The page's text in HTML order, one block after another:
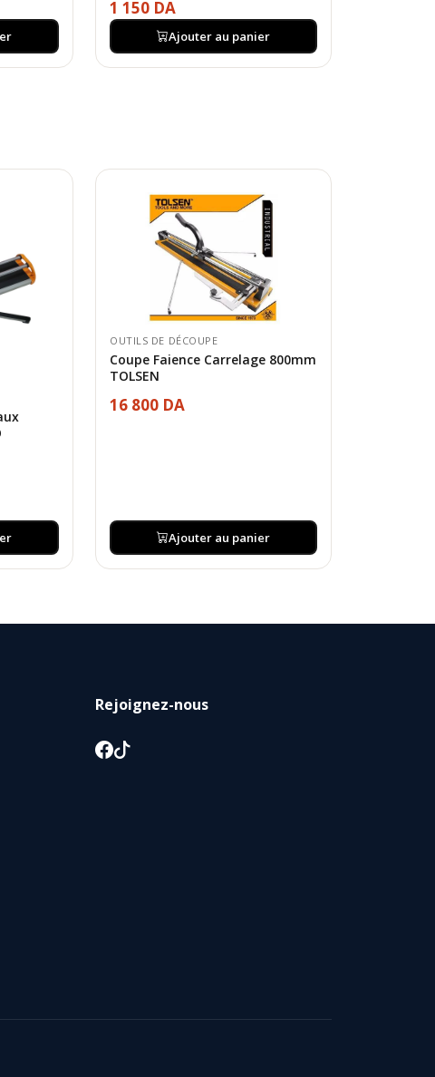
1 150 DA
Ajouter au panier
OUTILS DE DÉCOUPE
Coupe Faience Carrelage 800mm
TOLSEN
16 800 DA
Ajouter au panier
Rejoignez-nous